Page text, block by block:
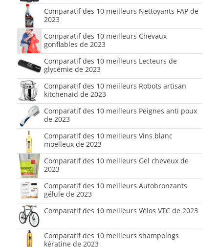
Comparatif des 10 meilleurs Nettoyants FAP de
2023
Comparatif des 10 meilleurs Chevaux
gonflables de 2023
Comparatif des 10 meilleurs Lecteurs de
glycémie de 2023
Comparatif des 10 meilleurs Robots artisan
kitchenaid de 2023
Comparatif des 10 meilleurs Peignes anti poux
de 2023
Comparatif des 10 meilleurs Vins blanc
moelleux de 2023
Comparatif des 10 meilleurs Gel cheveux de
2023
Comparatif des 10 meilleurs Autobronzants
gélule de 2023
Comparatif des 10 meilleurs Vélos VTC de 2023
Comparatif des 10 meilleurs shampoings
kératine de 2023